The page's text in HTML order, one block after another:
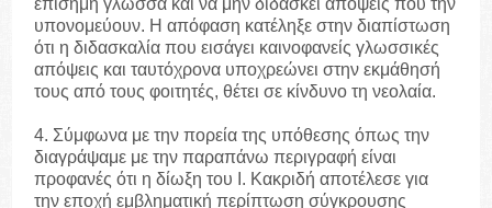
υπονομεύουν. Η απόφαση κατέληξε στην διαπίστωση
ότι η διδασκαλία που εισάγει καινοφανείς γλωσσικές
απόψεις και ταυτόχρονα υποχρεώνει στην εκμάθησή
τους από τους φοιτητές, θέτει σε κίνδυνο τη νεολαία.
4. Σύμφωνα με την πορεία της υπόθεσης όπως την
διαγράψαμε με την παραπάνω περιγραφή είναι
προφανές ότι η δίωξη του Ι. Κακριδή αποτέλεσε για
την εποχή εμβληματική περίπτωση σύγκρουσης